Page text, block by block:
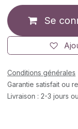
Se
Conditions générales
Garantie satisfait ou
Livraison : 2-3 jours